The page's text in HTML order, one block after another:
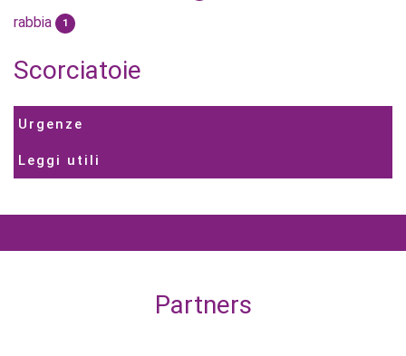
rabbia 1
Scorciatoie
Urgenze
Leggi utili
Partners